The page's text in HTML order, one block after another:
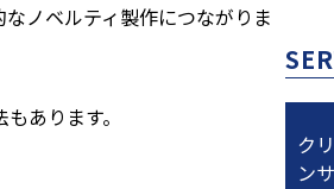
ノベルティ製作につながりま
あります。
ク
ン